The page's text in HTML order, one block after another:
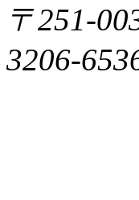
〒251-
3206-